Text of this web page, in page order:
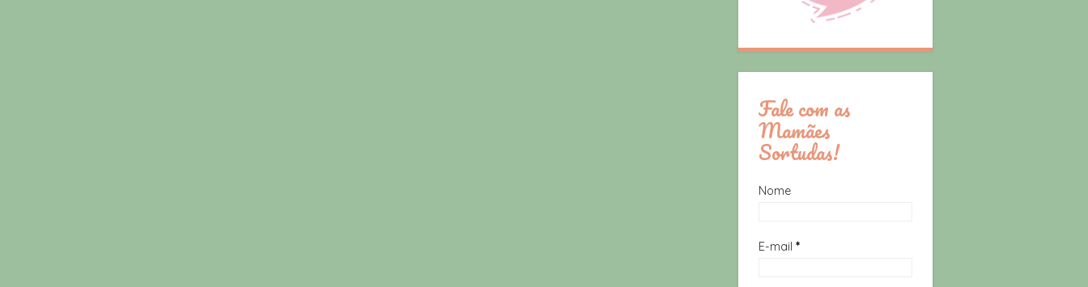
Fale com as
Mamães
Sortudas!
Nome
E-mail *